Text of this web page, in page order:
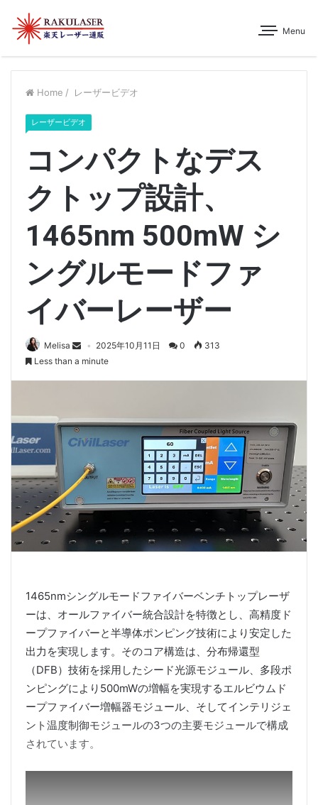
Menu
Home / レーザービデオ
レーザービデオ
コンパクトなデス
クトップ設計、
1465nm 500mW シ
ングルモードファ
イバーレーザー
Melisa 2025年10月11日 0
313
Less than a minute
1465nmシングルモードファイバーベンチトップレーザ
ーは、オールファイバー統合設計を特徴とし、高精度ド
ープファイバーと半導体ポンピング技術により安定した
出力を実現します。そのコア構造は、分布帰還型
（DFB）技術を採用したシード光源モジュール、多段ポ
ンピングにより500mWの増幅を実現するエルビウムド
ープファイバー増幅器モジュール、そしてインテリジェ
ント温度制御モジュールの3つの主要モジュールで構成
されています。